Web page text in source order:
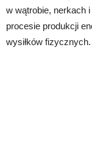
w wątrobie, nerkach
procesie produkcji
wysiłków fizycznych.